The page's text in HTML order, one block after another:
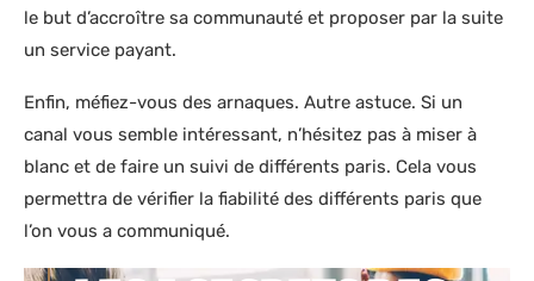
le but d’accroître sa communauté et proposer par la suite
un service payant.
Enfin, méfiez-vous des arnaques. Autre astuce. Si un
canal vous semble intéressant, n’hésitez pas à miser à
blanc et de faire un suivi de différents paris. Cela vous
permettra de vérifier la fiabilité des différents paris que
l’on vous a communiqué.